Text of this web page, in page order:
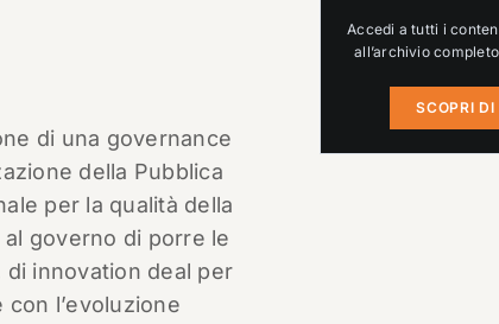
di una governance
della Pubblica
per la qualità della
governo di porre le
di innovation deal per
l’evoluzione
Accedi a tutti i
all’archivio
SCOPRI DI